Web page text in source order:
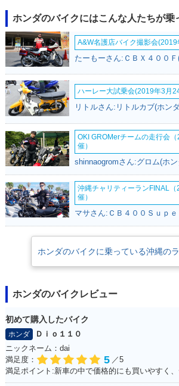
ホンダのバイクにはこんな人たちが乗
A&W名護店バイク撮影会
たーもーさん:ＣＢＸ４００
ハーレー大試乗会(2019年3月
リトルさん:リトルカブ(ホン
OKI GROMerチームの走行会
催）
shinnaogromさん:グロム(ホ
沖縄チャリティーランFINAL
催）
ホンダのバイクに乗っている沖縄の
ホンダのバイクレビュー
初めて購入したバイク
ホンダ
Ｄｉｏ１１０
ニックネーム：dai
満足度：
5 ／5